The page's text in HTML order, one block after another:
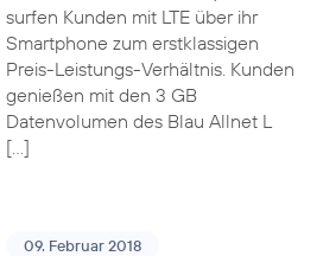
surfen Kunden mit LTE über ihr
Smartphone zum erstklassigen
Preis-Leistungs-Verhältnis. Kunden
genießen mit den 3 GB
Datenvolumen des Blau Allnet L
[…]
09. Februar 2018